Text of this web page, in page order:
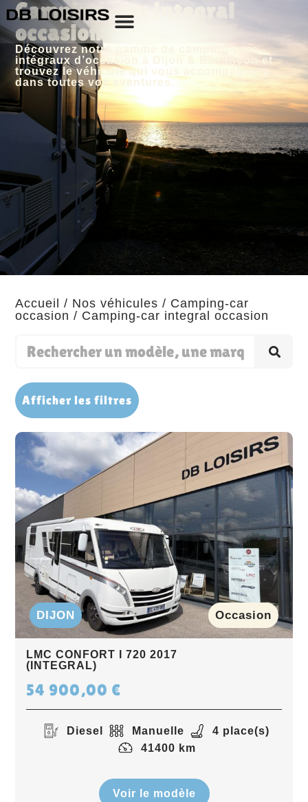
Camping-car integral
occasion
Découvrez notre gamme de camping-cars
intégraux d’occasion à Dijon & Besançon et
trouvez le véhicule qui vous accompagnera
dans toutes vos aventures.
Afficher les filtres
Accueil / Nos véhicules / Camping-car
occasion / Camping-car integral occasion
DIJON Occasion
LMC CONFORT I 720 2017
(INTEGRAL)
54 900,00 €
Diesel Manuelle
4 place(s)
41400 km
Voir le modèle